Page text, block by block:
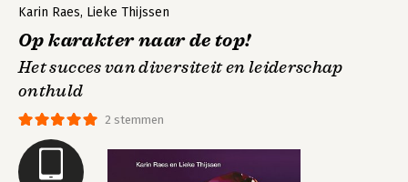
2 stemmen
Karin Raes, Lieke Thijssen
Op karakter naar de top!
Het succes van diversiteit en leiderschap
onthuld